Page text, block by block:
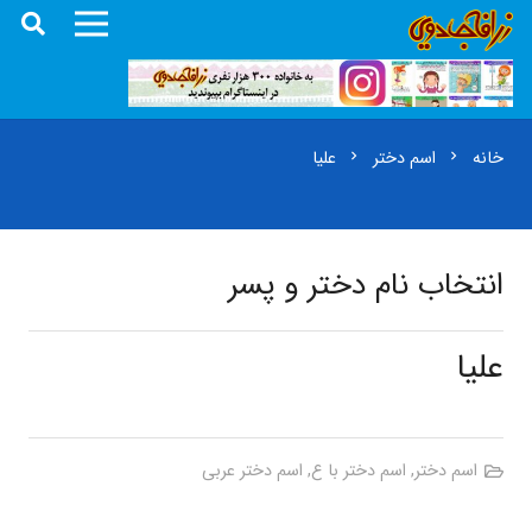
خانه chevron_right اسم دختر chevron_right علیا
انتخاب نام دختر و پسر
علیا
اسم دختر, اسم دختر با ع, اسم دختر عربی